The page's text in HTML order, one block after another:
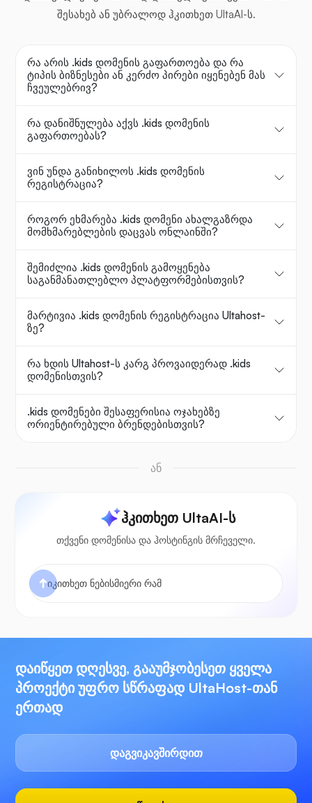
შესახებ ან უბრალოდ ჰკითხეთ UltaAI-ს.
რა არის .kids დომენის გაფართოება და რა
ტიპის ბიზნესები ან კერძო პირები იყენებენ მას
ჩვეულებრივ?
რა დანიშნულება აქვს .kids დომენის
გაფართოებას?
ვინ უნდა განიხილოს .kids დომენის
რეგისტრაცია?
როგორ ეხმარება .kids დომენი ახალგაზრდა
მომხმარებლების დაცვას ონლაინში?
შემიძლია .kids დომენის გამოყენება
საგანმანათლებლო პლატფორმებისთვის?
მარტივია .kids დომენის რეგისტრაცია Ultahost-
ზე?
რა ხდის Ultahost-ს კარგ პროვაიდერად .kids
დომენისთვის?
.kids დომენები შესაფერისია ოჯახებზე
ორიენტირებული ბრენდებისთვის?
ან
ჰკითხეთ UltaAI-ს
თქვენი დომენისა და ჰოსტინგის მრჩეველი.
დაიწყეთ დღესვე, გააუმჯობესეთ ყველა
პროექტი უფრო სწრაფად UltaHost-თან
ერთად
დაგვიკავშირდით